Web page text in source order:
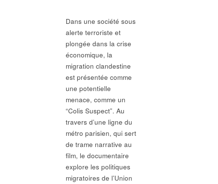
Dans une société sous
alerte terroriste et
plongée dans la crise
économique, la
migration clandestine
est présentée comme
une potentielle
menace, comme un
“Colis Suspect”. Au
travers d’une ligne du
métro parisien, qui sert
de trame narrative au
film, le documentaire
explore les politiques
migratoires de l’Union